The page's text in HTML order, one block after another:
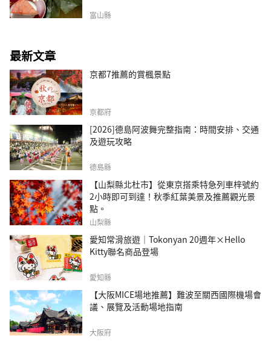
富山縣
最新文章
京都7推薦的賞楓景點
京都府
[2026]德島阿波舞完整指南：時間安排、交通
及遊玩攻略
德島縣
【山梨縣北杜市】從東京搭乘特急列車梓號約
2小時即可到達！秋季紅葉美景及推薦觀光景
點。
山梨縣
愛知常滑旅遊｜Tokonyan 20週年×Hello
Kitty聯名商品登場
愛知縣
【大阪MICE場地推薦】難波至關西國際機場會
議、展覽及活動場地指南
大阪府